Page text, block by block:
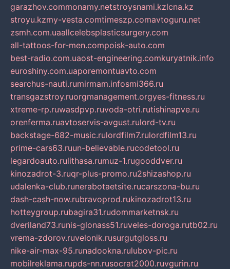
garazhov.commonamy.netstroysnami.kzlcna.kz
stroyu.kzmy-vesta.comtimeszp.comavtoguru.net
zsmh.com.uaallcelebsplasticsurgery.com
all-tattoos-for-men.compoisk-auto.com
best-radio.com.uaost-engineering.comkuryatnik.info
euroshiny.com.uaporemontuavto.com
searchus-nauti.rumirmam.infosmi366.ru
transgazstroy.ruorgmanagement.orgyes-fitness.ru
xtreme-rp.ruwasdpvp.ruvoda-otri.rutishinapve.ru
orenferma.ruavtoservis-avgust.rulord-tv.ru
backstage-682-music.rulordfilm7.rulordfilm13.ru
prime-cars63.ruun-believable.rucodetool.ru
legardoauto.rulithasa.rumuz-1.rugooddver.ru
kinozadrot-3.ruqr-plus-promo.ru2shizashop.ru
udalenka-club.runerabotaetsite.rucarszona-bu.ru
dash-cash-now.rubravoprod.rukinozadrot13.ru
hotteygroup.rubagira31.rudommarketnsk.ru
dveriland73.runis-glonass51.ruveles-doroga.rutb02.ru
vrema-zdorov.ruvelonik.rusurgutgloss.ru
nike-air-max-95.runadookna.rulubov-pic.ru
mobilreklama.rupds-nn.rusocrat2000.ruvgurin.ru